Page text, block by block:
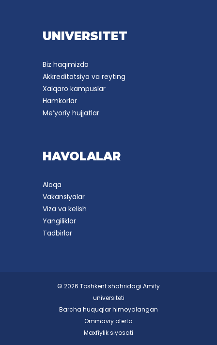
UNIVERSITET
Biz haqimizda
Akkreditatsiya va reyting
Xalqaro kampuslar
Hamkorlar
Me’yoriy hujjatlar
HAVOLALAR
Aloqa
Vakansiyalar
Viza va kelish
Yangiliklar
Tadbirlar
© 2026 Toshkent shahridagi Amity
universiteti
Barcha huquqlar himoyalangan
Ommaviy oferta
Maxfiylik siyosati